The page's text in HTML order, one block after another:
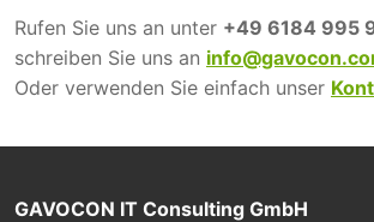
Rufen Sie uns an unter +49 6184 995
schreiben Sie uns an
Oder verwenden Sie einfach unser
GAVOCON IT Consulting GmbH